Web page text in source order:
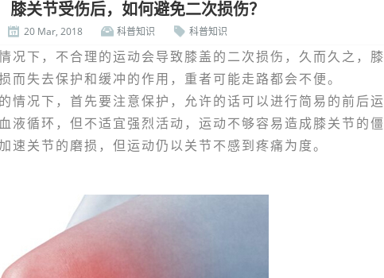
膝关节受伤后，如何避免二次损伤？
20 Mar, 2018 科普知识 科普知识
况下，不合理的运动会导致膝盖的二次损伤，久而久之，膝
而失去保护和缓冲的作用，重者可能走路都会不便。
情况下，首先要注意保护，允许的话可以进行简易的前后运
液循环，但不适宜强烈活动，运动不够容易造成膝关节的僵
速关节的磨损，但运动仍以关节不感到疼痛为度。